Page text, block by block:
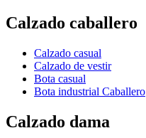
Calzado caballero
Calzado casual
Calzado de vestir
Bota casual
Bota industrial Caballero
Calzado dama